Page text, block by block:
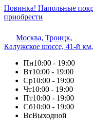
Новинка! Напольные
приобрести
Москва, Троицк,
Калужское шоссе, 41-й
Пн10:00 - 19:00
Вт10:00 - 19:00
Ср10:00 - 19:00
Чт10:00 - 19:00
Пт10:00 - 19:00
Сб10:00 - 19:00
ВсВыходной